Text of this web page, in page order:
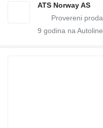
ATS Norway AS
9 godina na Autoline